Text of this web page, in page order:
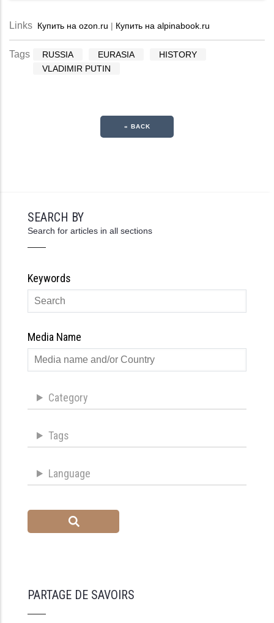
Links Купить на ozon.ru | Купить на alpinabook.ru
Tags RUSSIA EURASIA
HISTORY
VLADIMIR PUTIN
« BACK
SEARCH BY
Search for articles in all sections
Keywords
Media Name
Category
Tags
Language
PARTAGE DE SAVOIRS